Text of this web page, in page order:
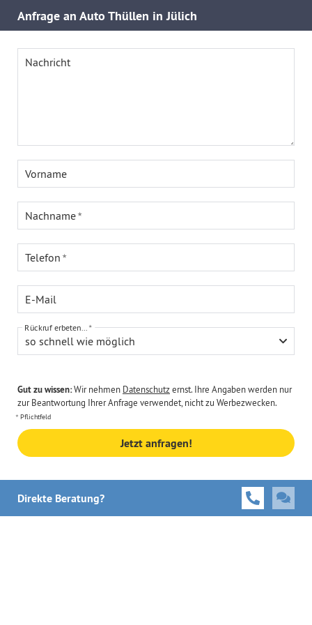
Anfrage an Auto Thüllen in Jülich
Nachricht
Vorname
Nachname
Telefon
E-Mail
so schnell wie möglich
Rückruf erbeten...
Gut zu wissen:Wir nehmen Datenschutzernst. Ihre Angaben werden nur
zur Beantwortung Ihrer Anfrage verwendet, nicht zu Werbezwecken.
Pflichtfeld
Jetzt anfragen!
Direkte Beratung?